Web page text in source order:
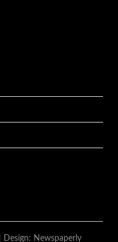
| Design: Newspaperly